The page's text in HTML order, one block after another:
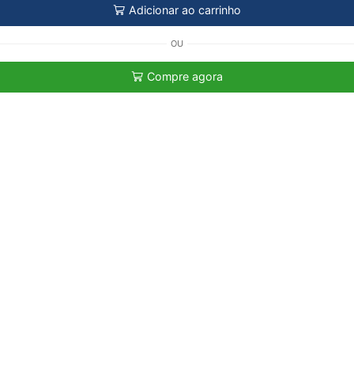
Adicionar ao carrinho
OU
Compre agora